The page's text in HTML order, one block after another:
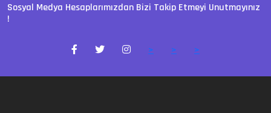
Sosyal Medya Hesaplarımızdan Bizi Takip Etmeyi Unutmayınız
!
> > >